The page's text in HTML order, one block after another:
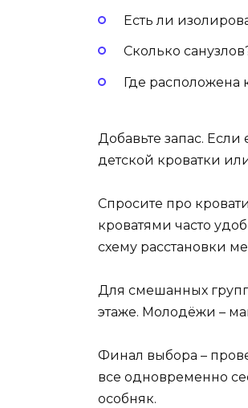
Есть ли
Сколько
Где расположена
Добавьте запас. Если
детской кроватки
Спросите про
кроватями часто
схему расстановки
Для смешанных
этаже. Молодёжи –
Финал выбора –
все одновременно
особняк.